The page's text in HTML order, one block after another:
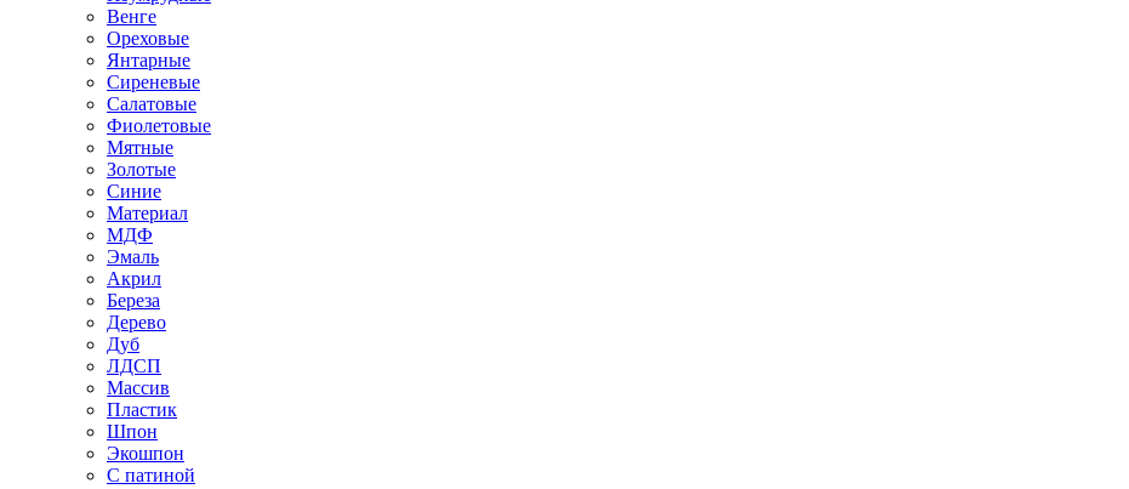
Венге
Ореховые
Янтарные
Сиреневые
Салатовые
Фиолетовые
Мятные
Золотые
Синие
Материал
МДФ
Эмаль
Акрил
Береза
Дерево
Дуб
ЛДСП
Массив
Пластик
Шпон
Экошпон
С патиной